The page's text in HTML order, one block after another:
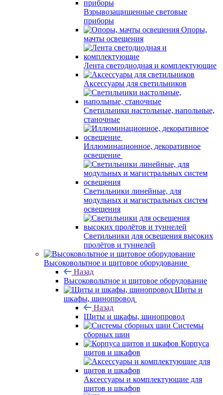
Взрывозащищенные световые
приборы
Опоры,
мачты освещения
Лента светодиодная и комплектующие
Аксессуары для светильников
Светильники настольные, напольные,
станочные
Иллюминационное, декоративное
освещение
Светильники линейные, для
модульных и магистральных систем
освещения
Светильники для освещения высоких
пролётов и туннелей
Высоковольтное и щитовое оборудование
Назад
Высоковольтное и щитовое оборудование
Щиты и
шкафы, шинопровод
Назад
Щиты и шкафы, шинопровод
Системы
сборных шин
Корпуса
щитов и шкафов
Аксессуары и комплектующие для
щитов и шкафов